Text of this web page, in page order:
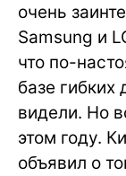
очень
Samsung и
что по-
базе
видели. Но
этом году.
объявил о